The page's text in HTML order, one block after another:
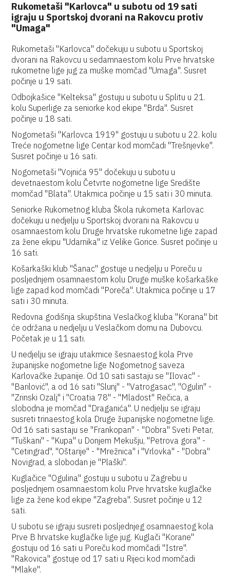
Rukometaši "Karlovca" u subotu od 19 sati
igraju u Sportskoj dvorani na Rakovcu protiv
"Umaga"
Rukometaši "Karlovca" dočekuju u subotu u Sportskoj
dvorani na Rakovcu u sedamnaestom kolu Prve hrvatske
rukometne lige jug za muške momčad "Umaga". Susret
počinje u 19 sati.
Odbojkašice "Kelteksa" gostuju u subotu u Splitu u 21.
kolu Superlige za seniorke kod ekipe "Brda". Susret
počinje u 18 sati.
Nogometaši "Karlovca 1919" gostuju u subotu u 22. kolu
Treće nogometne lige Centar kod momčadi "Trešnjevke".
Susret počinje u 16 sati.
Nogometaši "Vojnića 95" dočekuju u subotu u
devetnaestom kolu Četvrte nogometne lige Središte
momčad "Blata". Utakmica počinje u 15 sati i 30 minuta.
Seniorke Rukometnog kluba Škola rukometa Karlovac
dočekuju u nedjelju u Sportskoj dvorani na Rakovcu u
osamnaestom kolu Druge hrvatske rukometne lige zapad
za žene ekipu "Udarnika" iz Velike Gorice. Susret počinje u
16 sati.
Košarkaški klub "Šanac" gostuje u nedjelju u Poreču u
posljednjem osamnaestom kolu Druge muške košarkaške
lige zapad kod momčadi "Poreča". Utakmica počinje u 17
sati i 30 minuta.
Redovna godišnja skupština Veslačkog kluba "Korana" bit
će održana u nedjelju u Veslačkom domu na Dubovcu.
Početak je u 11 sati.
U nedjelju se igraju utakmice šesnaestog kola Prve
županijske nogometne lige Nogometnog saveza
Karlovačke županije. Od 10 sati sastaju se "Ilovac" -
"Barilović", a od 16 sati "Slunj" - "Vatrogasac", "Ogulin" -
"Zrinski Ozalj" i "Croatia 78" - "Mladost" Rečica, a
slobodna je momčad "Draganića". U nedjelju se igraju
susreti trinaestog kola Druge županijske nogometne lige.
Od 16 sati sastaju se "Frankopan" - "Dobra" Sveti Petar,
"Tuškani" - "Kupa" u Donjem Mekušju, "Petrova gora" -
"Cetingrad", "Oštarije" - "Mrežnica" i "Vrlovka" - "Dobra"
Novigrad, a slobodan je "Plaški".
Kuglačice "Ogulina" gostuju u subotu u Zagrebu u
posljednjem osamnaestom kolu Prve hrvatske kuglačke
lige za žene kod ekipe "Zagreba". Susret počinje u 12
sati.
U subotu se igraju susreti posljednjeg osamnaestog kola
Prve B hrvatske kuglačke lige jug. Kuglači "Korane"
gostuju od 16 sati u Poreču kod momčadi "Istre".
"Rakovica" gostuje od 17 sati u Rijeci kod momčadi
"Mlake".